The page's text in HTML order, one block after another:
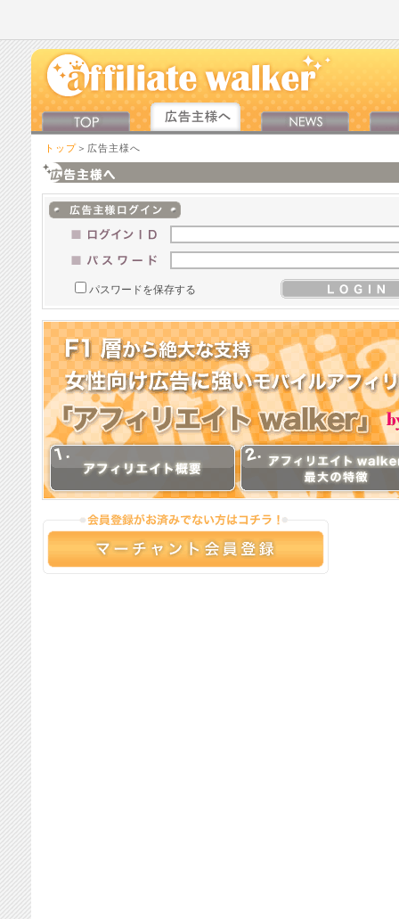
トップ ＞広告主様へ
パスワードを保存する